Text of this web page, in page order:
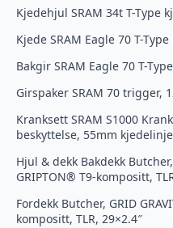
Kjedehjul SRAM 34t T-Type
Kjede SRAM Eagle 70 T-
Bakgir SRAM Eagle 70 T-Type
Girspaker SRAM 70 trigger,
Kranksett SRAM S1000
beskyttelse, 55mm
Hjul & dekk Bakdekk
GRIPTON® T9-kompositt,
Fordekk Butcher, GRID
kompositt, TLR, 29×2.4″